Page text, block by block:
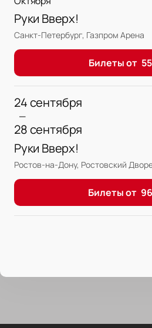
Руки Вверх!
Санкт-Петербург, Газпром Арена
Билеты от
24 сентября
—
28 сентября
Руки Вверх!
Ростов-на-Дону, Ростовский
Билеты от